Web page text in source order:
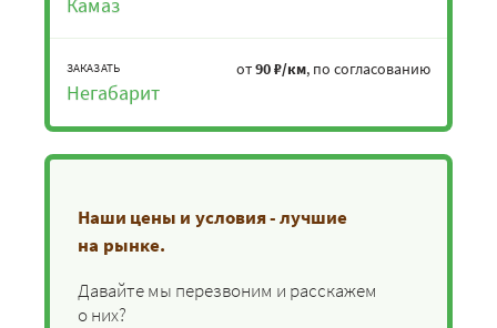
ЗАКАЗАТЬ
Негабарит
от90 ₽/км, по согласованию
Наши цены и условия - лучшие
на рынке.
Давайте мы перезвоним и расскажем
о них?